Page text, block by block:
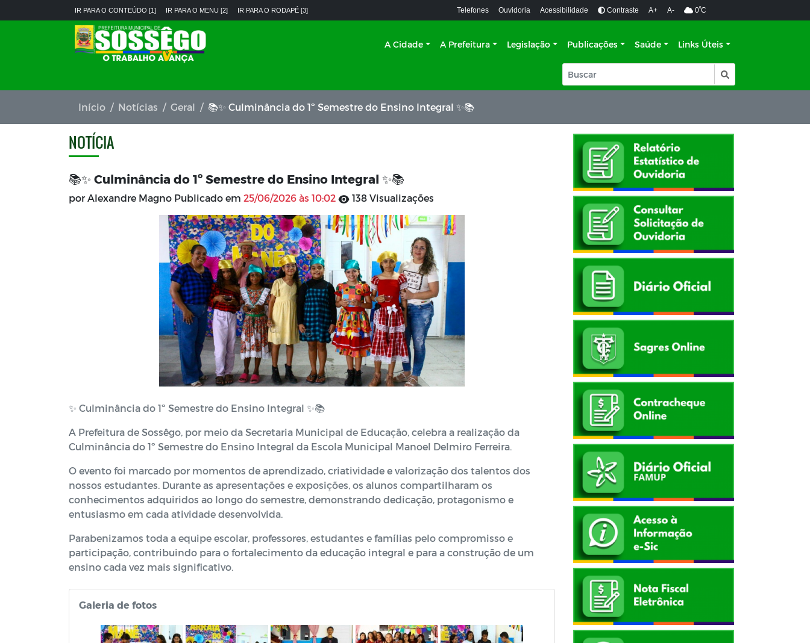
IR PARA O CONTEÚDO [1] IR PARA O MENU [2] IR PARA O RODAPÉ [3] Telefones Ouvidoria Acessibilidade Contraste A+ A- 0ºC
A Cidade A Prefeitura Legislação Publicações Saúde Links Úteis
Início Notícias Geral 📚✨ Culminância do 1º Semestre do Ensino Integral ✨📚
NOTÍCIA
📚✨ Culminância do 1º Semestre do Ensino Integral ✨📚
por Alexandre Magno Publicado em 25/06/2026 às 10:02 138 Visualizações
✨ Culminância do 1º Semestre do Ensino Integral ✨📚
A Prefeitura de Sossêgo, por meio da Secretaria Municipal de Educação, celebra a realização da
Culminância do 1º Semestre do Ensino Integral da Escola Municipal Manoel Delmiro Ferreira.
O evento foi marcado por momentos de aprendizado, criatividade e valorização dos talentos dos
nossos estudantes. Durante as apresentações e exposições, os alunos compartilharam os
conhecimentos adquiridos ao longo do semestre, demonstrando dedicação, protagonismo e
entusiasmo em cada atividade desenvolvida.
Parabenizamos toda a equipe escolar, professores, estudantes e famílias pelo compromisso e
participação, contribuindo para o fortalecimento da educação integral e para a construção de um
ensino cada vez mais significativo.
Galeria de fotos